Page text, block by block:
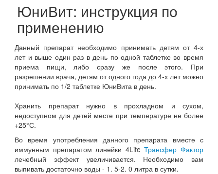
ЮниВит: инструкция по
применению
Данный препарат необходимо принимать детям от 4-х
лет и выше один раз в день по одной таблетке во время
приема пищи, либо сразу же после этого. При
разрешении врача, детям от одного года до 4-х лет можно
принимать по 1/2 таблетке ЮниВита в день.
Хранить препарат нужно в прохладном и сухом,
недоступном для детей месте при температуре не более
+25°С.
Во время употребления данного препарата вместе с
иммунным препаратом линейки 4LifeТрансфер Фактор
лечебный эффект увеличивается. Необходимо вам
выпивать достаточно воды - 1. 5-2. 0 литра в сутки.